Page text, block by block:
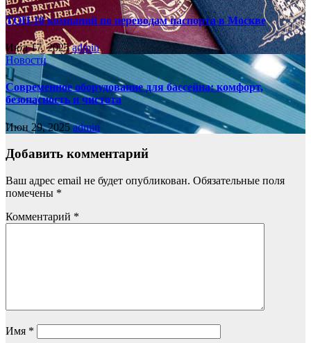
ТОП-10 компаний по переводам паспорта в Москве
Июл 17, 2025admin
Новости
Современное оборудование для бассейна: комфорт,
безопасность и чистота
Июн 29, 2025admin
Добавить комментарий
Ваш адрес email не будет опубликован. Обязательные поля
помечены *
Комментарий *
Имя *